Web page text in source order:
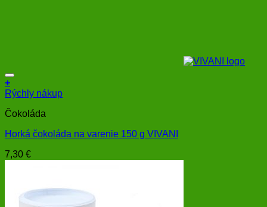
+
Rýchly nákup
Čokoláda
Horká čokoláda na varenie 150 g VIVANI
7,30 €